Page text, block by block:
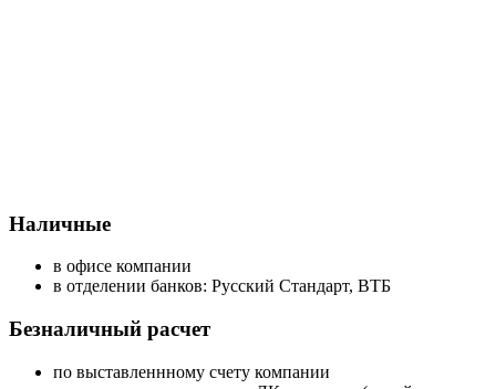
Наличные
в офисе компании
в отделении банков: Русский Стандарт, ВТБ
Безналичный расчет
по выставленнному счету компании